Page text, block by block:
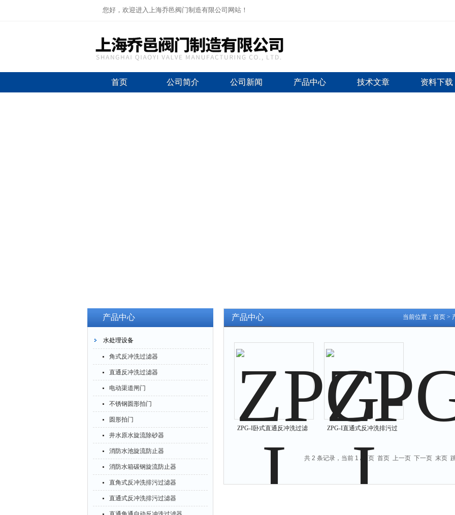
您好，欢迎进入上海乔邑阀门制造有限公司网站！
首页 公司简介 公司新闻 产品中心 技术文章 资料下载
产品中心
水处理设备
角式反冲洗过滤器
直通反冲洗过滤器
电动渠道闸门
不锈钢圆形拍门
圆形拍门
井水原水旋流除砂器
消防水池旋流防止器
消防水箱碳钢旋流防止器
直角式反冲洗排污过滤器
直通式反冲洗排污过滤器
当前位置： 首页 >
产品中心
ZPG-I卧式直通反冲洗过滤
ZPG-I直通式反冲洗排污过
共 2 条记录，当前 1 / 1 页 首页 上一页 下一页 末页